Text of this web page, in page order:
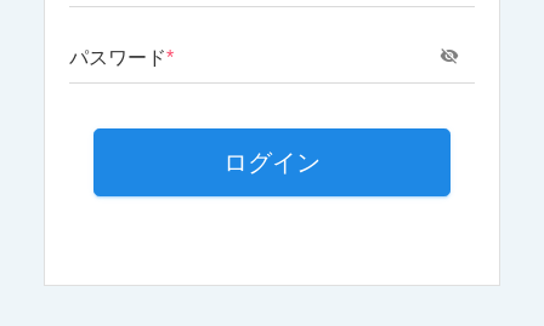
パスワード*
ログイン